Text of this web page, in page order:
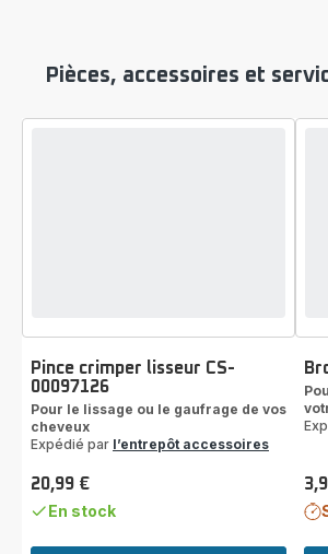
Pièces, accessoires et
Pince crimper lisseur CS-
00097126
Pour le lissage ou le gaufrage de vos
cheveux
Expédié par l’entrepôt accessoires
Prix
20,99 €
En stock
Prix